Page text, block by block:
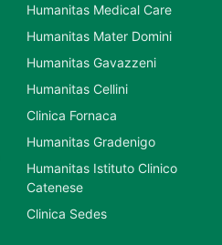
Humanitas Medical Care
Humanitas Mater Domini
Humanitas Gavazzeni
Humanitas Cellini
Clinica Fornaca
Humanitas Gradenigo
Humanitas Istituto Clinico
Catenese
Clinica Sedes